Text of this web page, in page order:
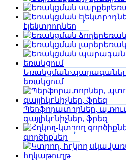
էլեկտրոդներ
Եռակցման
եռակցում
Պերֆորա­տորներ,
գայլիկոնիչներ, ֆրեզ
գործիքներ